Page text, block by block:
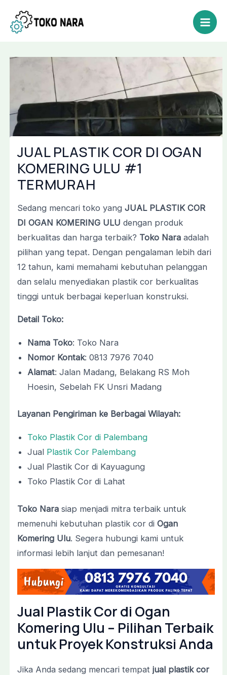
konten
Main
JUAL PLASTIK COR DI OGAN
KOMERING ULU #1
TERMURAH
Sedang mencari toko yangJUAL PLASTIK COR
DI OGAN KOMERING ULU dengan produk
berkualitas dan harga terbaik? Toko Naraadalah
pilihan yang tepat. Dengan pengalaman lebih dari
12 tahun, kami memahami kebutuhan pelanggan
dan selalu menyediakan plastik cor berkualitas
tinggi untuk berbagai keperluan konstruksi.
Detail Toko:
Nama Toko: Toko Nara
Nomor Kontak: 0813 7976 7040
Alamat: Jalan Madang, Belakang RS Moh
Hoesin, Sebelah FK Unsri Madang
Layanan Pengiriman ke Berbagai Wilayah:
Toko Plastik Cor di Palembang
Jual Plastik Cor Palembang
Jual Plastik Cor di Kayuagung
Toko Plastik Cor di Lahat
Toko Narasiap menjadi mitra terbaik untuk
memenuhi kebutuhan plastik cor di Ogan
Komering Ulu. Segera hubungi kami untuk
informasi lebih lanjut dan pemesanan!
Jual Plastik Cor di Ogan
Komering Ulu – Pilihan Terbaik
untuk Proyek Konstruksi Anda
Jika Anda sedang mencari tempat jual plastik cor
navigation